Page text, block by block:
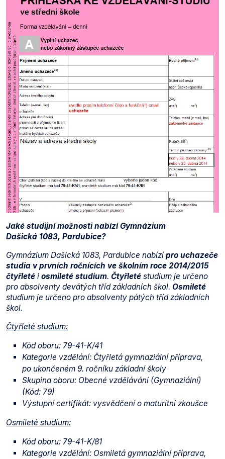
Jaké studijní možnosti nabízí Gymnázium
Dašická 1083, Pardubice?
Gymnázium Dašická 1083, Pardubice nabízípro uchazeče
studia v prvních ročnících ve školním roce 2014/2015
čtyřleté i osmileté studium. Čtyřleté studium je určeno
pro absolventy devátých tříd základních škol. Osmileté
studium je určeno pro absolventy pátých tříd základních
škol.
Čtyřleté studium:
Kód oboru: 79-41-K/41
Kategorie vzdělání: Čtyřletá gymnaziální příprava,
po ukončeném 9. ročníku základní školy
Skupina oboru: Obecné vzdělávání (Gymnaziální)
(Kód: 79)
Výstupní certifikát: vysvědčení o maturitní zkoušce
Osmileté studium:
Kód oboru: 79-41-K/81
Kategorie vzdělání: Osmiletá gymnaziální příprava,